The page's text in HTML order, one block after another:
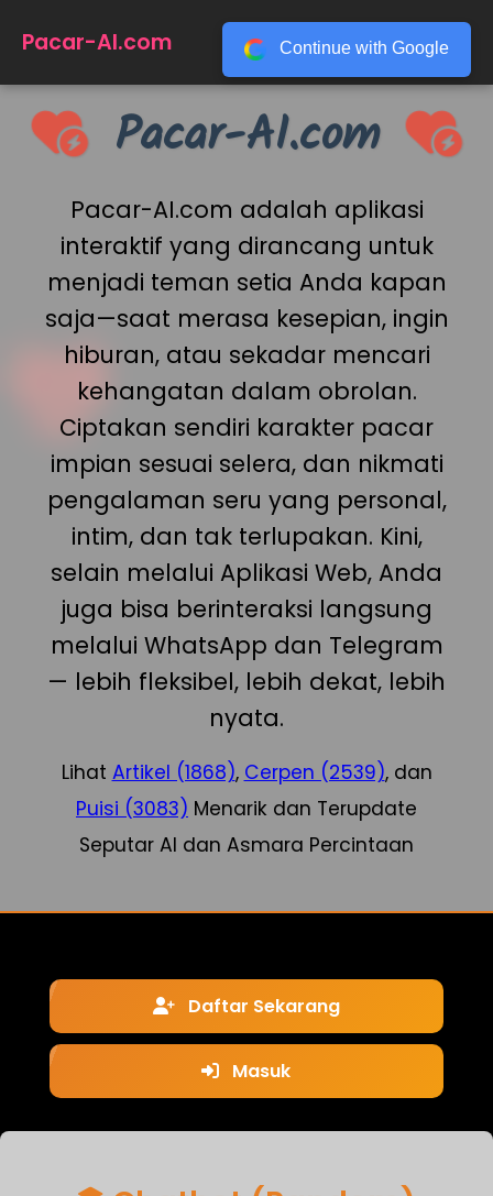
Pacar-AI.com ☰
Pacar-AI.com
Pacar-AI.com adalah aplikasi
interaktif yang dirancang untuk
menjadi teman setia Anda kapan
saja—saat merasa kesepian, ingin
hiburan, atau sekadar mencari
kehangatan dalam obrolan.
Ciptakan sendiri karakter pacar
impian sesuai selera, dan nikmati
pengalaman seru yang personal,
intim, dan tak terlupakan. Kini,
selain melalui Aplikasi Web, Anda
juga bisa berinteraksi langsung
melalui WhatsApp dan Telegram
— lebih fleksibel, lebih dekat, lebih
nyata.
Lihat Artikel (1868), Cerpen (2539), dan
Puisi (3083) Menarik dan Terupdate
Seputar AI dan Asmara Percintaan
Daftar Sekarang
Masuk
Continue with Google